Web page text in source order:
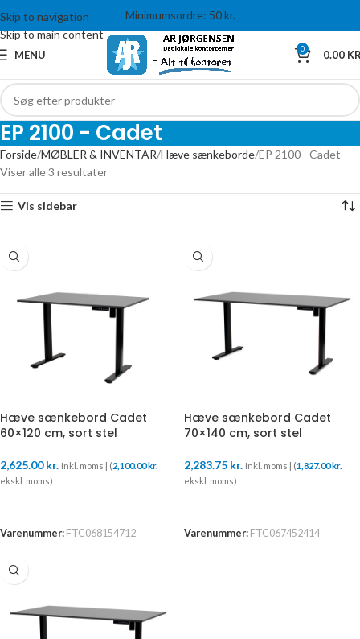
Skip to navigation
Skip to main content
Minimumsordre: 50 kr.
MENU 0 0.00
EP 2100 - Cadet
Forside MØBLER & INVENTAR Hæve sænkeborde EP 2100 - Cadet
Viser alle 3 resultater
Vis sidebar
Hæve sænkebord Cadet
60×120 cm, sort stel
2,625.00kr. Inkl. moms | (2,100.00kr.
ekskl. moms)
Varenummer: FTC068154712
Hæve sænkebord Cadet
70×140 cm, sort stel
2,283.75 kr. Inkl. moms | (1,827.00kr.
ekskl. moms)
Varenummer: FTC067452414